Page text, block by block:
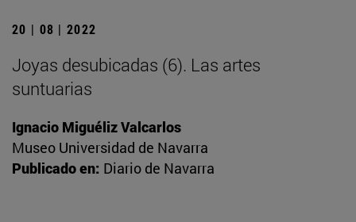
20 | 08 | 2022
Joyas desubicadas (6). Las artes
suntuarias
Ignacio Miguéliz Valcarlos
Museo Universidad de Navarra
Publicado en: Diario de Navarra